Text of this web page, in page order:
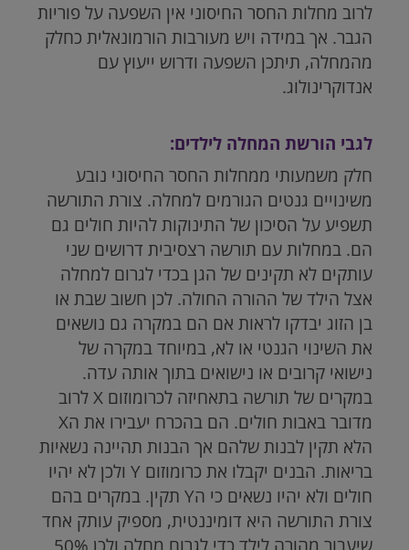
לרוב מחלות החסר החיסוני אין השפעה על פוריות
הגבר. אך במידה ויש מעורבות הורמונאלית כחלק
מהמחלה, תיתכן השפעה ודרוש ייעוץ עם
אנדוקרינולוג.
לגבי הורשת המחלה לילדים:
חלק משמעותי ממחלות החסר החיסוני נובע
משינויים גנטים הגורמים למחלה. צורת התורשה
תשפיע על הסיכון של התינוקות להיות חולים גם
הם. במחלות עם תורשה רצסיבית דרושים שני
עותקים לא תקינים של הגן בכדי לגרום למחלה
אצל הילד של ההורה החולה. לכן חשוב שבת או
בן הזוג יבדקו לראות אם הם במקרה גם נושאים
את השינוי הגנטי או לא, במיוחד במקרה של
נישואי קרובים או נישואים בתוך אותה עדה.
במקרים של תורשה בתאחיזה לכרומוזום X לרוב
מדובר באבות חולים. הם בהכרח יעבירו את הX
הלא תקין לבנות שלהם אך הבנות תהיינה נשאיות
בריאות. הבנים יקבלו את כרומוזום Y ולכן לא יהיו
חולים ולא יהיו נשאים כי הY תקין. במקרים בהם
צורת התורשה היא דומיננטית, מספיק עותק אחד